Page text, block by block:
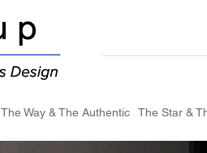
The Way & The Authentic The Star &